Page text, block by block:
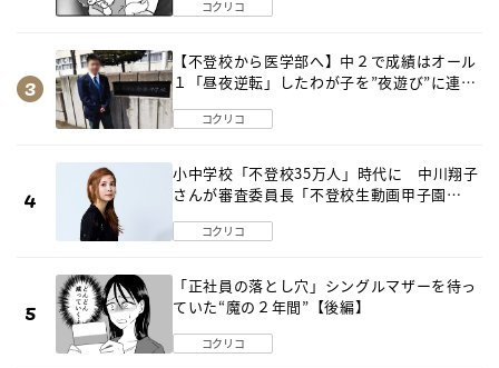
コクリコ
【不登校から医学部へ】中２で成績はオール
１「昼夜逆転」したわが子を”夜遊び”に連れ
コクリコ
小中学校「不登校35万人」時代に 中川翔子
さんが審査委員長「不登校生動画甲子園
コクリコ
「正社員の落とし穴」シングルマザーを待っ
ていた“魔の２年間”【後編】
コクリコ